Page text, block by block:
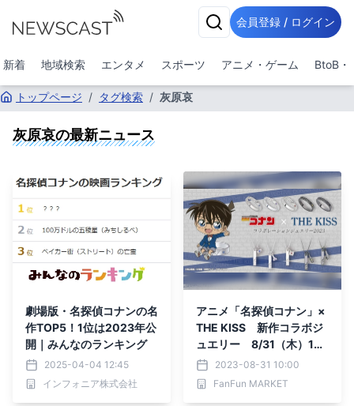
会員登録 / ログイン
新着 地域検索 エンタメ スポーツ アニメ・ゲーム BtoB・
トップページ / タグ検索 / 灰原哀
灰原哀の最新ニュース
劇場版・名探偵コナンの名
作TOP5！1位は2023年公
開｜みんなのランキング
2025-04-04 12:45
インフォニア株式会社
アニメ「名探偵コナン」×
THE KISS 新作コラボジ
ュエリー 8/31（木）12
時より受注開始！
2023-08-31 10:00
FanFun MARKET